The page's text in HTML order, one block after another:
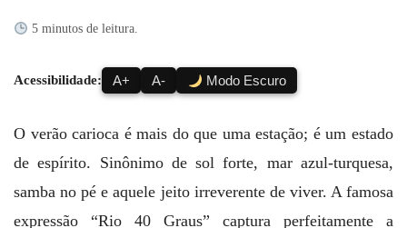
5 minutos de leitura.
Acessibilidade: A+ A- Modo Escuro
O verão carioca é mais do que uma estação; é um estado
de espírito. Sinônimo de sol forte, mar azul-turquesa,
samba no pé e aquele jeito irreverente de viver. A famosa
expressão “Rio 40 Graus” captura perfeitamente a